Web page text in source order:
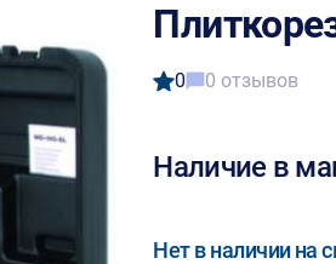
0 0 отзывов
Наличие в
Нет в наличии на